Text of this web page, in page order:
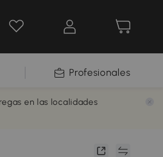
Profesionales
en las localidades